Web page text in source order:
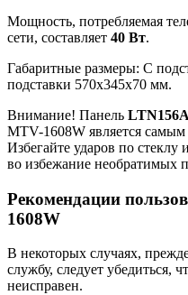
Мощность, потребляемая
сети, составляет 40 Вт.
Габаритные размеры: C
подставки 570x345x70 мм.
Внимание! Панель
MTV-1608W является
Избегайте ударов по стеклу
во избежание необратимых
Рекомендации
1608W
В некоторых случаях,
службу, следует убедиться,
неисправен.